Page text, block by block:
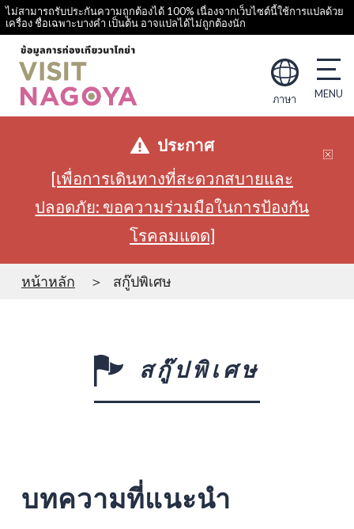
ไม่สามารถรับประกันความถูกต้องได้ 100% เนื่องจากเว็บไซต์นี้ใช้การแปลด้วย
เครื่อง ชื่อเฉพาะบางคำ เป็นต้น อาจแปลได้ไม่ถูกต้องนัก
ภาษา
ประกาศ
[เพื่อการเดินทางที่สะดวกสบายและ
ปลอดภัย: ขอความร่วมมือในการป้องกัน
โรคลมแดด]
หน้าหลัก สกู๊ปพิเศษ
สกู๊ปพิเศษ
บทความที่แนะนำ